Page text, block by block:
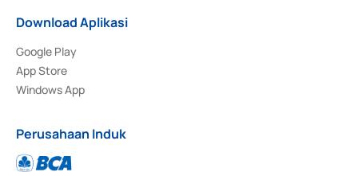
Download Aplikasi
Google Play
App Store
Windows App
Perusahaan Induk